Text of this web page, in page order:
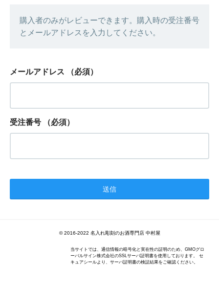
購入者のみがレビューできます。購入時の受注番号
とメールアドレスを入力してください。
メールアドレス （必須）
受注番号 （必須）
© 2016-2022 名入れ彫刻のお酒専門店 中村屋
当サイトでは、通信情報の暗号化と実在性の証明のため、GMOグロ
ーバルサイン株式会社のSSLサーバ証明書を使用しております。 セ
キュアシールより、サーバ証明書の検証結果をご確認ください。